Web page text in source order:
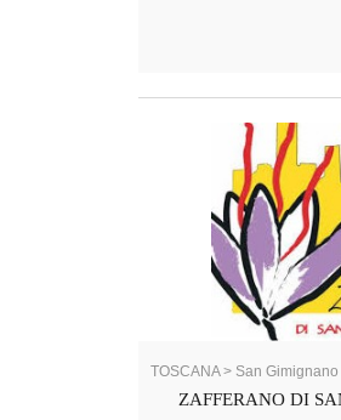
TOSCANA > San Gimignano
ZAFFERANO DI